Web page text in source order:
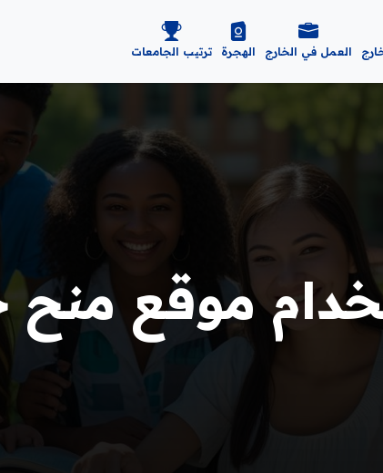
العمل في الخارج الهجرة ترتيب الجامعات
موقع منح